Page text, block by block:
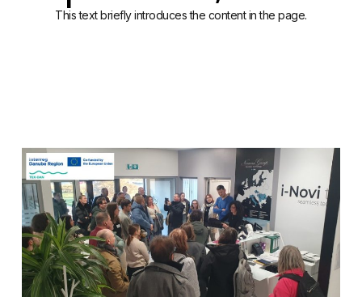
This text briefly introduces the content in the page.